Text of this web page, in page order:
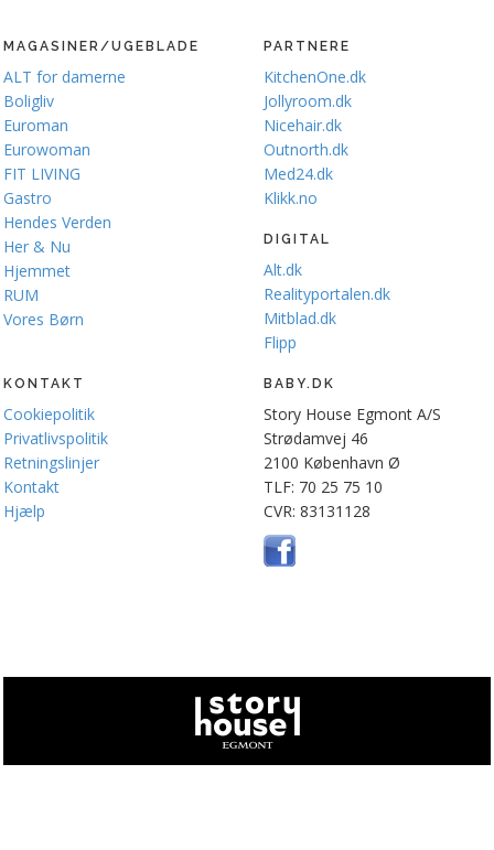
MAGASINER/UGEBLADE
ALT for damerne
Boligliv
Euroman
Eurowoman
FIT LIVING
Gastro
Hendes Verden
Her & Nu
Hjemmet
RUM
Vores Børn
PARTNERE
KitchenOne.dk
Jollyroom.dk
Nicehair.dk
Outnorth.dk
Med24.dk
Klikk.no
DIGITAL
Alt.dk
Realityportalen.dk
Mitblad.dk
Flipp
KONTAKT
Cookiepolitik
Privatlivspolitik
Retningslinjer
Kontakt
Hjælp
BABY.DK
Story House Egmont A/S
Strødamvej 46
2100 København Ø
TLF: 70 25 75 10
CVR: 83131128